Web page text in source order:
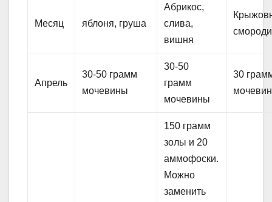
Месяц яблоня, груша
Абрикос,
слива,
вишня
Апрель
30-50 грамм
мочевины
30-50
грамм
мочевины
30
150 грамм
золы и 20
аммофоски.
Можно
заменить